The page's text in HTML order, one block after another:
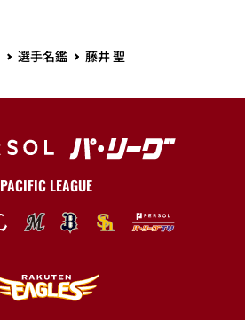
選手名鑑 藤井 聖
PACIFIC LEAGUE